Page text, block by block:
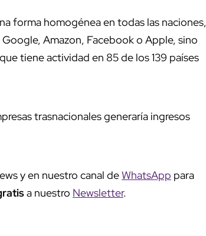
forma homogénea en todas las naciones,
Amazon, Facebook o Apple, sino
tiene actividad en 85 de los 139 países
trasnacionales generaría ingresos
y en nuestro canal deWhatsApp para
a nuestro Newsletter.